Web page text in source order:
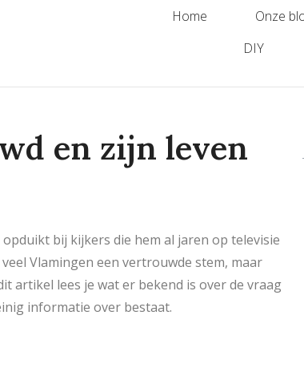
Home Onze
DIY
en zijn leven
bij kijkers die hem al jaren op televisie
Vlamingen een vertrouwde stem, maar
artikel lees je wat er bekend is over de vraag
informatie over bestaat.